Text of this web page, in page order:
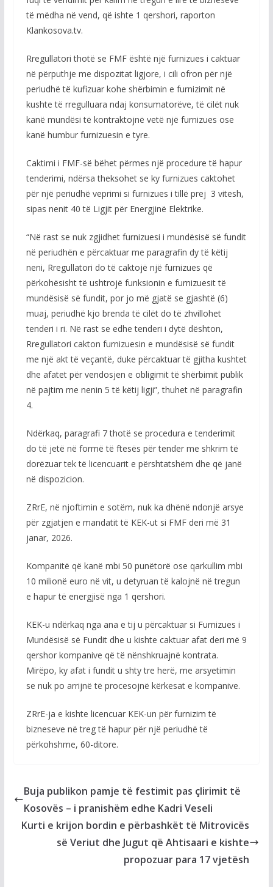
të mëdha në vend, që ishte 1 qershori, raporton
Klankosova.tv.
Rregullatori thotë se FMF është një furnizues i caktuar
në përputhje me dispozitat ligjore, i cili ofron për një
periudhë të kufizuar kohe shërbimin e furnizimit në
kushte të rregulluara ndaj konsumatorëve, të cilët nuk
kanë mundësi të kontraktojnë vetë një furnizues ose
kanë humbur furnizuesin e tyre.
Caktimi i FMF-së bëhet përmes një procedure të hapur
tenderimi, ndërsa theksohet se ky furnizues caktohet
për një periudhë veprimi si furnizues i tillë prej 3 vitesh,
sipas nenit 40 të Ligjit për Energjinë Elektrike.
“Në rast se nuk zgjidhet furnizuesi i mundësisë së fundit
në periudhën e përcaktuar me paragrafin dy të këtij
neni, Rregullatori do të caktojë një furnizues që
përkohësisht të ushtrojë funksionin e furnizuesit të
mundësisë së fundit, por jo më gjatë se gjashtë (6)
muaj, periudhë kjo brenda të cilët do të zhvillohet
tenderi i ri. Në rast se edhe tenderi i dytë dështon,
Rregullatori cakton furnizuesin e mundësisë së fundit
me një akt të veçantë, duke përcaktuar të gjitha kushtet
dhe afatet për vendosjen e obligimit të shërbimit publik
në pajtim me nenin 5 të këtij ligji”, thuhet në paragrafin
4.
Ndërkaq, paragrafi 7 thotë se procedura e tenderimit
do të jetë në formë të ftesës për tender me shkrim të
dorëzuar tek të licencuarit e përshtatshëm dhe që janë
në dispozicion.
ZRrE, në njoftimin e sotëm, nuk ka dhënë ndonjë arsye
për zgjatjen e mandatit të KEK-ut si FMF deri më 31
janar, 2026.
Kompanitë që kanë mbi 50 punëtorë ose qarkullim mbi
10 milionë euro në vit, u detyruan të kalojnë në tregun
e hapur të energjisë nga 1 qershori.
KEK-u ndërkaq nga ana e tij u përcaktuar si Furnizues i
Mundësisë së Fundit dhe u kishte caktuar afat deri më 9
qershor kompanive që të nënshkruajnë kontrata.
Mirëpo, ky afat i fundit u shty tre herë, me arsyetimin
se nuk po arrijnë të procesojnë kërkesat e kompanive.
ZRrE-ja e kishte licencuar KEK-un për furnizim të
bizneseve në treg të hapur për një periudhë të
përkohshme, 60-ditore.
Buja publikon pamje të festimit pas çlirimit të
Kosovës – i pranishëm edhe Kadri Veseli
Kurti e krijon bordin e përbashkët të Mitrovicës
së Veriut dhe Jugut që Ahtisaari e kishte
propozuar para 17 vjetësh